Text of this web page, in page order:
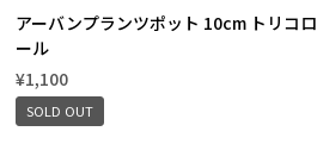
アーバンプランツポット 10cm トリコロ
ール
¥1,100
SOLD OUT